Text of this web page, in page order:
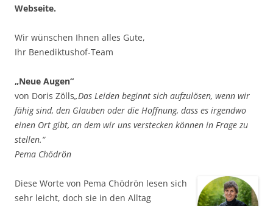
Webseite.
Wir wünschen Ihnen alles Gute,
Ihr Benediktushof-Team
„Neue Augen“
von Doris Zölls„Das Leiden beginnt sich aufzulösen, wenn wir
fähig sind, den Glauben oder die Hoffnung, dass es irgendwo
einen Ort gibt, an dem wir uns verstecken können in Frage zu
stellen.“
Pema Chödrön
Diese Worte von Pema Chödrön lesen sich
sehr leicht, doch sie in den Alltag